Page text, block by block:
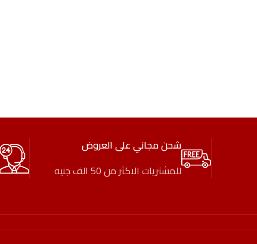
شحن مجاني على العروض
للمشتريات الاكثر من 50 الف جنيه